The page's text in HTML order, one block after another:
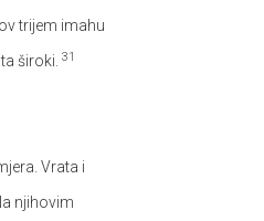
trijem imahu
široki. 31
Vrata i
njihovim